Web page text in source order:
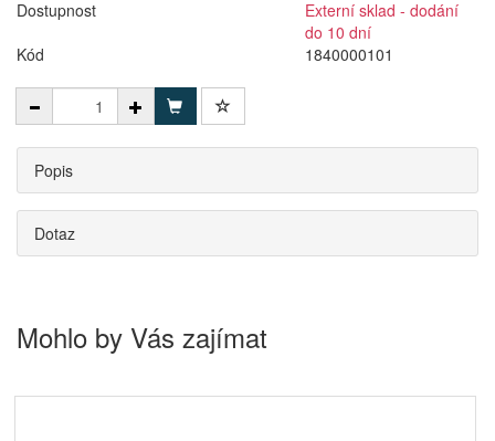
Dostupnost
Externí sklad - dodání
do 10 dní
Kód
1840000101
Popis
Dotaz
Mohlo by Vás zajímat